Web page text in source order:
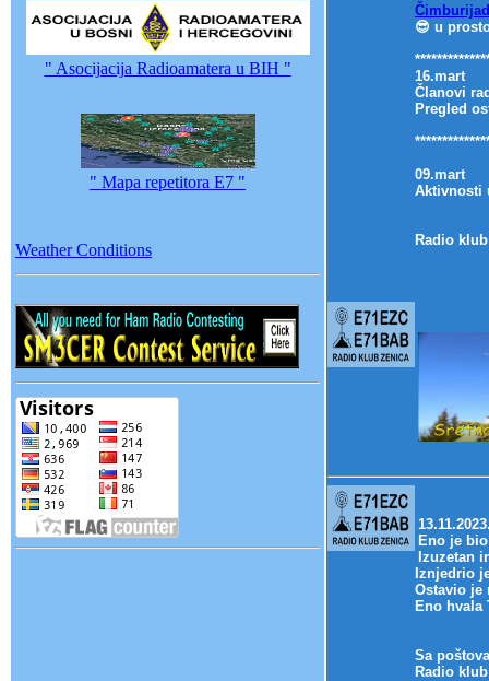
" Asocijacija Radioamatera u BIH "
" Mapa repetitora E7 "
Weather Conditions
😎 u
16.mart
Članovi
Pregled
09.mart
Aktivnosti
Radio
Eno je
Izuzetan
Iznjedrio
Ostavio je
Eno hvala
Sa
Radio